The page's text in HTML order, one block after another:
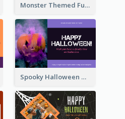
Monster Themed Fun Halloween Greeting Card
Spooky Halloween Greeting Card